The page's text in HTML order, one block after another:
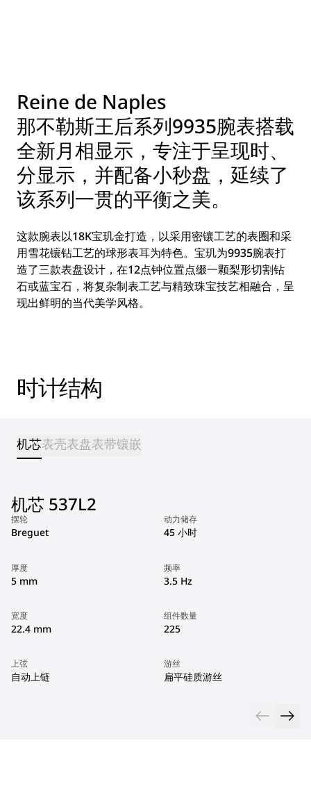
Reine de Naples
那不勒斯王后系列9935腕表搭载
全新月相显示，专注于呈现时、
分显示，并配备小秒盘，延续了
该系列一贯的平衡之美。
这款腕表以18K宝玑金打造，以采用密镶工艺的表圈和采
用雪花镶钻工艺的球形表耳为特色。宝玑为9935腕表打
造了三款表盘设计，在12点钟位置点缀一颗梨形切割钻
石或蓝宝石，将复杂制表工艺与精致珠宝技艺相融合，呈
现出鲜明的当代美学风格。
时计结构
机芯表壳表盘表带镶嵌
机芯 537L2
摆轮
Breguet
动力储存
45 小时
厚度
5 mm
频率
3.5 Hz
宽度
22.4 mm
组件数量
225
上弦
自动上链
游丝
扁平硅质游丝